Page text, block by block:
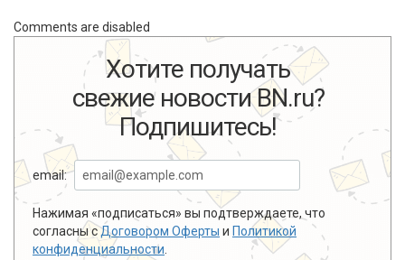
Comments are disabled
Хотите получать
свежие новости BN.ru?
Подпишитесь!
email:
Нажимая «подписаться» вы подтверждаете, что
согласны сДоговором Оферты и Политикой
конфиденциальности